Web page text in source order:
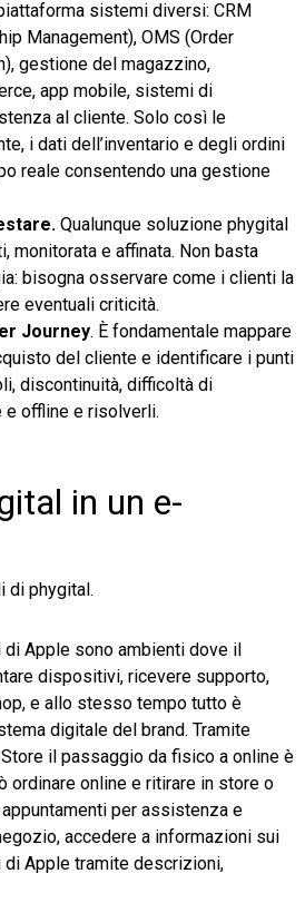
sistemi diversi: CRM
Management), OMS (Order
gestione del magazzino,
app mobile, sistemi di
al cliente. Solo così le
i dati dell’inventario e degli ordini
reale consentendo una gestione
Qualunque soluzione phygital
monitorata e affinata. Non basta
bisogna osservare come i clienti la
eventuali criticità.
Journey. È fondamentale mappare
del cliente e identificare i punti
discontinuità, difficoltà di
e offline e risolverli.
in un e-
di phygital.
Apple sono ambienti dove il
dispositivi, ricevere supporto,
e allo stesso tempo tutto è
digitale del brand. Tramite
Store il passaggio da fisico a online è
ordinare online e ritirare in store o
per assistenza e
accedere a informazioni sui
Apple tramite descrizioni,